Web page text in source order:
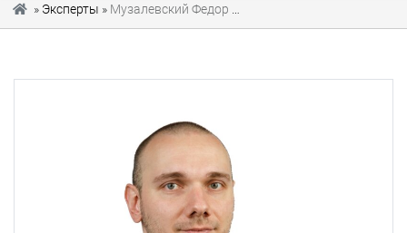
» Эксперты »